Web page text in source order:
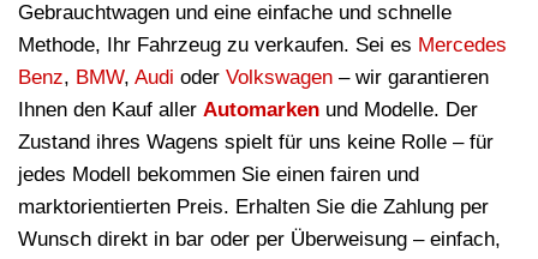
Gebrauchtwagen und eine einfache und schnelle
Methode, Ihr Fahrzeug zu verkaufen. Sei es Mercedes
Benz, BMW, Audi oder Volkswagen – wir garantieren
Ihnen den Kauf aller Automarken und Modelle. Der
Zustand ihres Wagens spielt für uns keine Rolle – für
jedes Modell bekommen Sie einen fairen und
marktorientierten Preis. Erhalten Sie die Zahlung per
Wunsch direkt in bar oder per Überweisung – einfach,